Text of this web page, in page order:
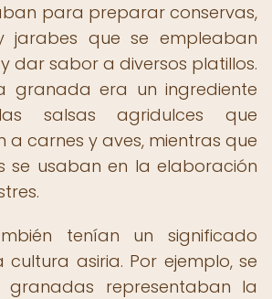
para preparar conservas,
jarabes que se empleaban
dar sabor a diversos platillos.
granada era un ingrediente
salsas agridulces que
carnes y aves, mientras que
se usaban en la elaboración
tenían un significado
cultura asiria. Por ejemplo, se
representaban la